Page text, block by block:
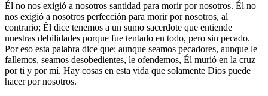
Él no nos exigió a nosotros santidad para morir por nosotros. Él no
nos exigió a nosotros perfección para morir por nosotros, al
contrario; Él dice tenemos a un sumo sacerdote que entiende
nuestras debilidades porque fue tentado en todo, pero sin pecado.
Por eso esta palabra dice que: aunque seamos pecadores, aunque le
fallemos, seamos desobedientes, le ofendemos, Él murió en la cruz
por ti y por mí. Hay cosas en esta vida que solamente Dios puede
hacer por nosotros.